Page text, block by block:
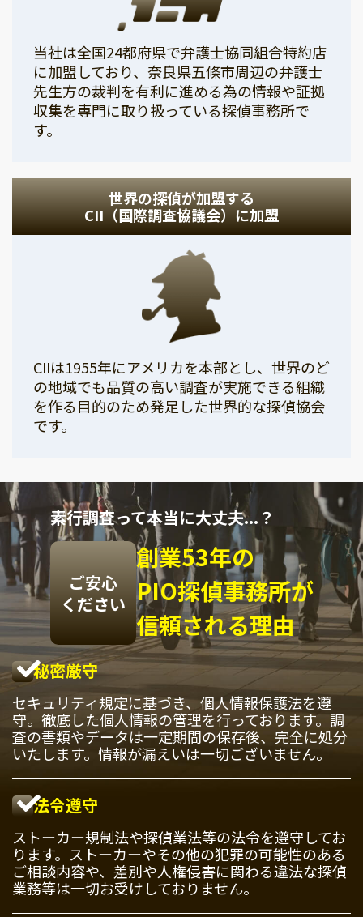
当社は全国24都府県で弁護士協同組合特約店
に加盟しており、奈良県五條市周辺の弁護士
先生方の裁判を有利に進める為の情報や証拠
収集を専門に取り扱っている探偵事務所で
す。
世界の探偵が加盟する
CII（国際調査協議会）に加盟
CIIは1955年にアメリカを本部とし、世界のど
の地域でも品質の高い調査が実施できる組織
を作る目的のため発足した世界的な探偵協会
です。
素行調査って本当に大丈夫...？
ご安心
ください
創業53年の
PIO探偵事務所が
信頼される理由
秘密厳守
セキュリティ規定に基づき、個人情報保護法を遵
守。徹底した個人情報の管理を行っております。調
査の書類やデータは一定期間の保存後、完全に処分
いたします。情報が漏えいは一切ございません。
法令遵守
ストーカー規制法や探偵業法等の法令を遵守してお
ります。ストーカーやその他の犯罪の可能性のある
ご相談内容や、差別や人権侵害に関わる違法な探偵
業務等は一切お受けしておりません。